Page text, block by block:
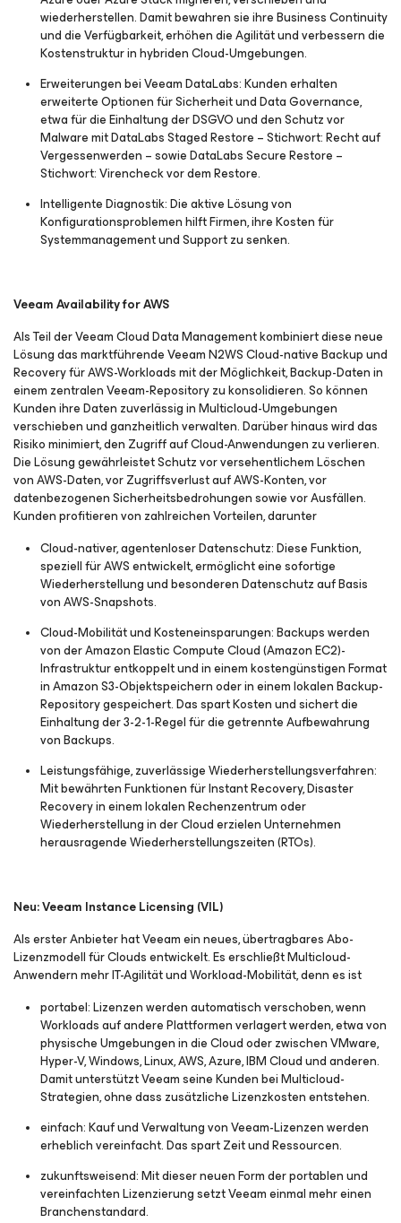
wiederherstellen. Damit bewahren sie ihre Business Continuity
und die Verfügbarkeit, erhöhen die Agilität und verbessern die
Kostenstruktur in hybriden Cloud-Umgebungen.
Erweiterungen bei Veeam DataLabs:Kunden erhalten
erweiterte Optionen für Sicherheit und Data Governance,
etwa für die Einhaltung der DSGVO und den Schutz vor
Malware mit DataLabs Staged Restore – Stichwort: Recht auf
Vergessenwerden – sowie DataLabs Secure Restore –
Stichwort: Virencheck vor dem Restore.
Intelligente Diagnostik:Die aktive Lösung von
Konfigurationsproblemen hilft Firmen, ihre Kosten für
Systemmanagement und Support zu senken.
Veeam Availability for AWS
Als Teil der Veeam Cloud Data Management kombiniert diese neue
Lösung das marktführende Veeam N2WS Cloud-native Backup und
Recovery für AWS-Workloads mit der Möglichkeit, Backup-Daten in
einem zentralen Veeam-Repository zu konsolidieren. So können
Kunden ihre Daten zuverlässig in Multicloud-Umgebungen
verschieben und ganzheitlich verwalten. Darüber hinaus wird das
Risiko minimiert, den Zugriff auf Cloud-Anwendungen zu verlieren.
Die Lösung gewährleistet Schutz vor versehentlichem Löschen
von AWS-Daten, vor Zugriffsverlust auf AWS-Konten, vor
datenbezogenen Sicherheitsbedrohungen sowie vor Ausfällen.
Kunden profitieren von zahlreichen Vorteilen, darunter
Cloud-nativer, agentenloser Datenschutz:Diese Funktion,
speziell für AWS entwickelt, ermöglicht eine sofortige
Wiederherstellung und besonderen Datenschutz auf Basis
von AWS-Snapshots.
Cloud-Mobilität und Kosteneinsparungen:Backups werden
von der Amazon Elastic Compute Cloud (Amazon EC2)-
Infrastruktur entkoppelt und in einem kostengünstigen Format
in Amazon S3-Objektspeichern oder in einem lokalen Backup-
Repository gespeichert. Das spart Kosten und sichert die
Einhaltung der 3-2-1-Regel für die getrennte Aufbewahrung
von Backups.
Leistungsfähige, zuverlässige Wiederherstellungsverfahren:
Mit bewährten Funktionen für Instant Recovery, Disaster
Recovery in einem lokalen Rechenzentrum oder
Wiederherstellung in der Cloud erzielen Unternehmen
herausragende Wiederherstellungszeiten (RTOs).
Neu: Veeam Instance Licensing (VIL)
Als erster Anbieter hat Veeam ein neues, übertragbares Abo-
Lizenzmodell für Clouds entwickelt. Es erschließt Multicloud-
Anwendern mehr IT-Agilität und Workload-Mobilität, denn es ist
portabel:Lizenzen werden automatisch verschoben, wenn
Workloads auf andere Plattformen verlagert werden, etwa von
physische Umgebungen in die Cloud oder zwischen VMware,
Hyper-V, Windows, Linux, AWS, Azure, IBM Cloud und anderen.
Damit unterstützt Veeam seine Kunden bei Multicloud-
Strategien, ohne dass zusätzliche Lizenzkosten entstehen.
einfach:Kauf und Verwaltung von Veeam-Lizenzen werden
erheblich vereinfacht. Das spart Zeit und Ressourcen.
zukunftsweisend:Mit dieser neuen Form der portablen und
vereinfachten Lizenzierung setzt Veeam einmal mehr einen
Branchenstandard.